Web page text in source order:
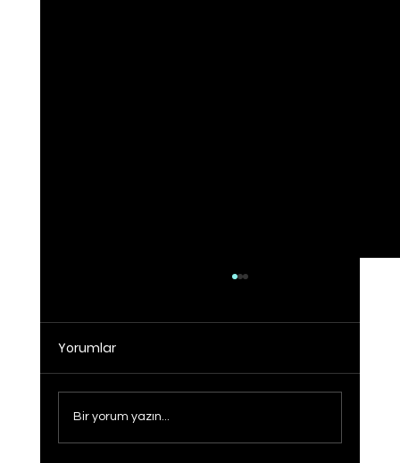
Yorumlar
Bir yorum yazın...